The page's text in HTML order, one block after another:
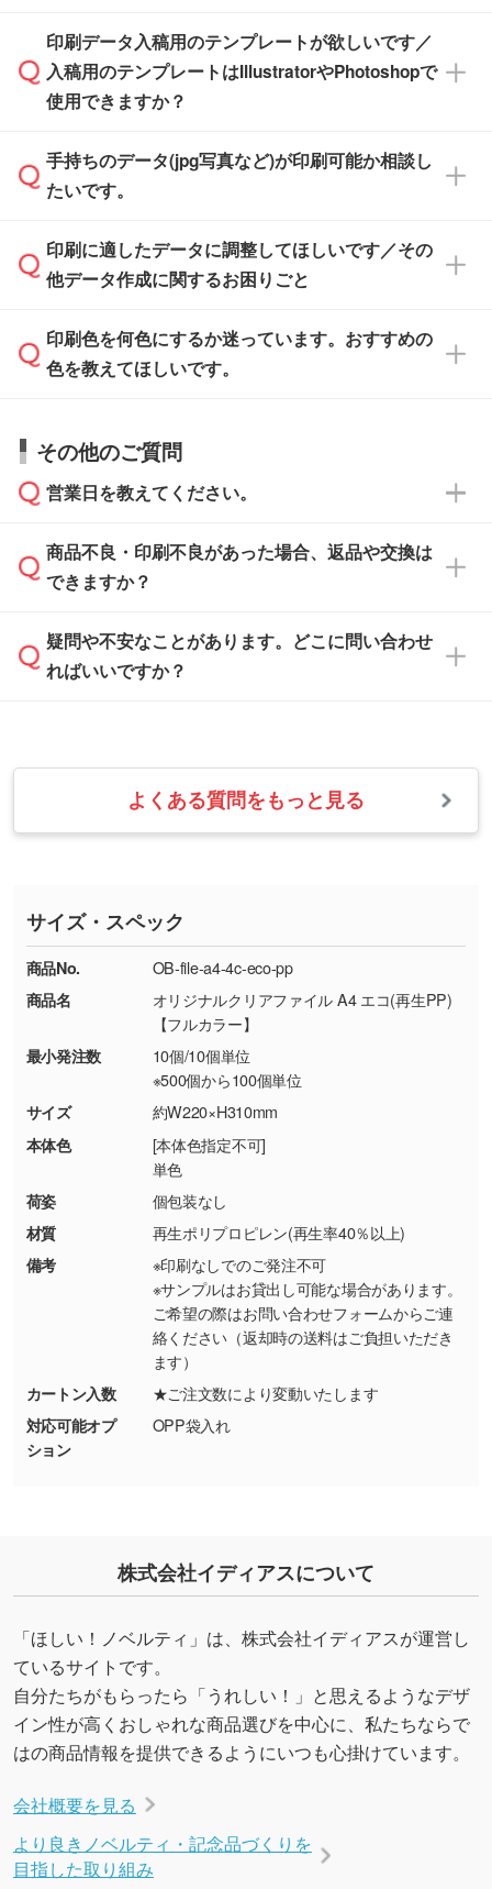
※土日祝日を除く営業日換算です。
※沖縄・離島は追加日数がかかります。
ザインソフトがなくても安心です。
また、「データ作成サービス
せいただければ、弊社にて無料でデザインデー
タを1点作成いたします。
IllustratorやPhotoshop、CLIP STUDIOなどのデ
ザインソフトでこだわりのデザインを作成した
い方は、完全データ入稿
積・ご注文フォームにアップロードしてご入稿
ください。
ご入稿後は経験豊富なスタッフがデータに不備
がないかチェックし、お客様と確認してから印
刷に進みますので、ご安心ください。
印刷データ入稿用のテンプレートが欲しいです／
入稿用のテンプレートはIllustratorやPhotoshopで
使用できますか？
一部商品は入稿用テンプレートのご用意があり
ます。各商品ページの『印刷方法・テンプレー
入稿用のテンプレートはPDF形式ですが、
IllustratorやPhotoshopで開いてご利用いただけ
方」をご確認ください。
手持ちのデータ(jpg写真など)が印刷可能か相談し
たいです。
印刷に適したデータ・解像度かどうか、担当ス
タッフが事前に確認いたします。
ムへ添付いただくか、担当スタッフ宛にメール
でお送りください。
い合わせください。
なお、印刷用データの作り方に関する詳細は、
印刷に適したデータに調整してほしいです／その
他データ作成に関するお困りごと
データ作成でお困りの際には、担当スタッフが
サポートいたしますのでお気軽にご相談くださ
から添付してお送りください。
・解像度の低いデータをトレース/調整してほ
しい
解像度の低い画像や、手書きのイラスト、写真
などを、印刷に適したベクターデータに変換し
・フルカラーデータを1色に変換してほしい
・1色印刷でグラデーションや濃淡を表現した
い
す。→詳しく見る
・コーポレートカラーを使って印刷したい／印
刷色にこだわりがある
DIC・PANTONEなどのカラーチップの指定や、
現物支給による色指定も承っております。→
・背景がある画像からキャラクター部分だけを
使いたいです
シンプルな背景のデータや、使いたいキャラク
ター部分の輪郭がはっきりしているデータは切
り抜き処理が可能です。→ 詳しく見る
・持っているデータの背景が足りない／塗り足
しの作り方が分からない
印刷したいデータが印刷範囲よりも小さい場
合、シンプルな色・柄の背景であれば拡張が可
能です。→
詳しく見る
詳しく見る
印刷色を何色にするか迷っています。おすすめの
色を教えてほしいです。
お見積・ご注文・
相談いただきますと、担当スタッフがお客様の
ご希望や商品の本体色を確認し、印刷色をご提
本体色がブラック、ネイビーなど濃色の場合は
白色か淡い色の印刷色をおすすめしておりま
す。
本体色がナチュラルなど淡色の場合、印刷をく
っきりと目立たせたいときは濃い印刷色が、柔
らかい雰囲気にしたいときは淡い印刷色が映え
また、お選びいただいた印刷色が本体色に合わ
ない場合や仕上がりに影響しそうな場合は、ス
タッフから別の色をご案内することもございま
その他のご質問
営業日を教えてください。
営業日は平日の10:00～18:00で、土日祝日はお
休みとなります。注文・見積・お問い合わせ
速やかに対応いたします。
商品不良・印刷不良があった場合、返品や交換は
できますか？
お手数をお掛けいたしますが、至急担当スタッ
フまでご連絡ください。商品の状況を確認し、
・お届け時に商品が損傷・故障している場合
・ご注文と異なる商品が届いた場合
・印刷不良があった場合
※詳しくは「商品の良品基準について
ください。
【返品・交換ができない場合】
・お客様の元で商品を加工された場合、または
商品が破損した場合
・商品到着後7日以上経過している場合
・お客様のご都合による返品・交換依頼(商
品・色・数量などの注文間違い等)
疑問や不安なことがあります。どこに問い合わせ
ればいいですか？
業日以内に担当スタッフよりメールにてご連絡
いたします。
お急ぎの場合はお電話でのご質問も受け付けて
TEL：0422-29-9911 営業時間10:00～
18:00(土日祝日除く)
お問い合わせフォームはこちら
よくある質問をもっと見る
サイズ・スペック
商品No.
OB-file-a4-4c-eco-pp
商品名
オリジナルクリアファイル A4 エコ(再生PP)
【フルカラー】
最小発注数
10個/10個単位
※500個から100個単位
サイズ
約W220×H310mm
本体色
[本体色指定不可]
単色
荷姿
個包装なし
材質
再生ポリプロピレン(再生率40％以上)
備考
※印刷なしでのご発注不可
※サンプルはお貸出し可能な場合があります。
ご希望の際はお問い合わせフォームからご連
絡ください（返却時の送料はご負担いただき
ます）
カートン入数
★ご注文数により変動いたします
対応可能オプ
ション
OPP袋入れ
株式会社イディアスについて
「ほしい！ノベルティ」は、株式会社イディアスが運営し
ているサイトです。
自分たちがもらったら「うれしい！」と思えるようなデザ
イン性が高くおしゃれな商品選びを中心に、私たちならで
はの商品情報を提供できるようにいつも心掛けています。
会社概要を見る
より良きノベルティ・記念品づくりを
目指した取り組み